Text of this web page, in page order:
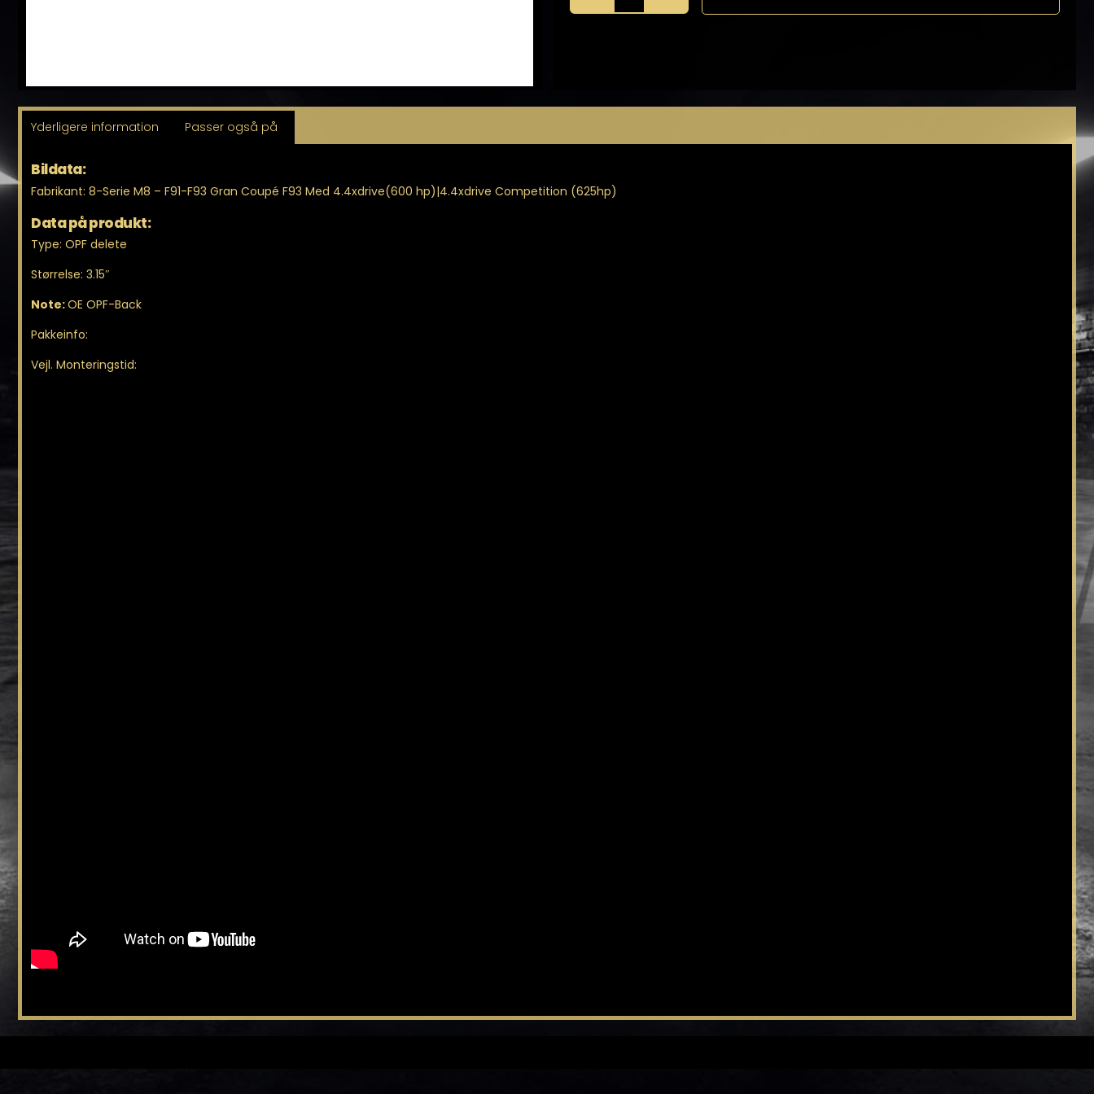
3.15"
OPF-
Yderligere information Passer også på
Bildata:
Fabrikant: 8-Serie M8 – F91-F93 Gran Coupé F93 Med 4.4xdrive(600 hp)|4.4xdrive Competition (625hp)
Data på produkt:
Type: OPF delete
Størrelse: 3.15″
Note:OE OPF-Back
Pakkeinfo:
Vejl. Monteringstid: